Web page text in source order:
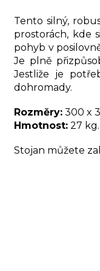
Tento silný,
prostorách, kde
pohyb v
Je plně
Jestliže je
dohromady.
Rozměry: 300 x
Hmotnost: 27 kg.
Stojan můžete